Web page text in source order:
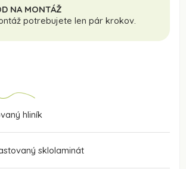
NA MONTÁŽ
potrebujete len pár krokov.
hliník
sklolaminát